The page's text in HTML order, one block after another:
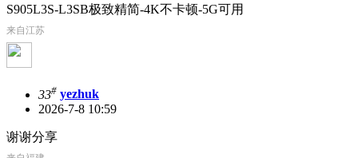
S905L3S-L3SB极致精简-4K不卡顿-5G可用
来自江苏
33# yezhuk
2026-7-8 10:59
谢谢分享